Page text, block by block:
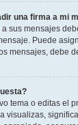
una firma a mi
sus mensajes
Puede
mensajes, debe
tema o editas el
visualizas,